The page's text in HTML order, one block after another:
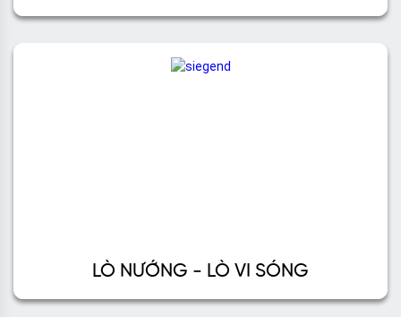
LÒ NƯỚNG - LÒ VI SÓNG